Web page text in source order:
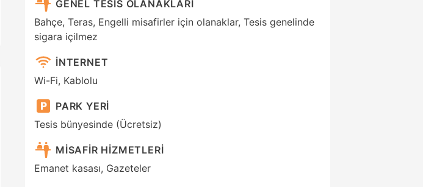
GENEL TESİS OLANAKLARI
Bahçe, Teras, Engelli misafirler için olanaklar, Tesis genelinde
sigara içilmez
İNTERNET
Wi-Fi, Kablolu
PARK YERİ
Tesis bünyesinde (Ücretsiz)
MİSAFİR HİZMETLERİ
Emanet kasası, Gazeteler